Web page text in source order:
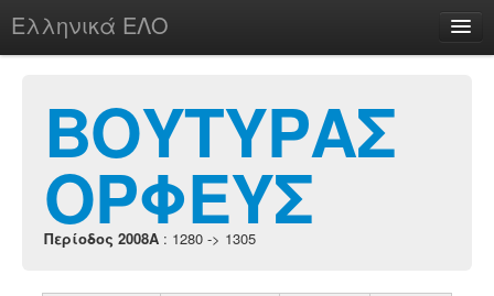
Ελληνικά ΕΛΟ
chesstu.be @ discord
Login
ΒΟΥΤΥΡΑΣ
ΟΡΦΕΥΣ
Περίοδος 2008A : 1280 -> 1305